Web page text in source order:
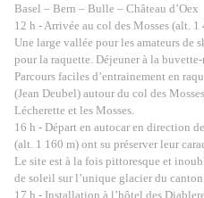
Basel – Bern – Bulle – Château d’Oex
12 h - Arrivée au col des Mosses (alt.
Une large vallée pour les amateurs de
pour la raquette. Déjeuner à la buvette-
Parcours faciles d’entrainement en
(Jean Deubel) autour du col des
Lécherette et les Mosses.
16 h - Départ en autocar en direction
(alt. 1 160 m) ont su préserver leur
Le site est à la fois pittoresque et
de soleil sur l’unique glacier du canton
17 h - Installation à l’hôtel des